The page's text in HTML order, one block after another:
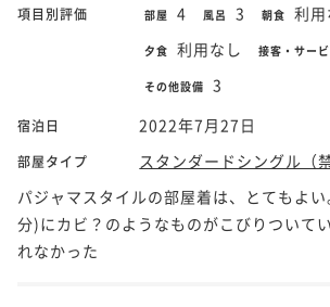
項目別評価 部屋 4 風呂 3 朝食 利用
夕食 利用なし 接客・サー
その他設備 3
宿泊日 2022年7月27日
部屋タイプ
スタンダードシングル（
パジャマスタイルの部屋着は、とてもよ
分)にカビ？のようなものがこびりついて
れなかった